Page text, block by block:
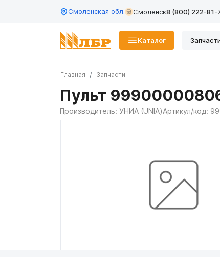
Смоленская обл. Смоленск8 (800) 222-81-
Каталог
Главная Запчасти
Пульт
Производитель: УНИА (UNIA)Артикул/код: